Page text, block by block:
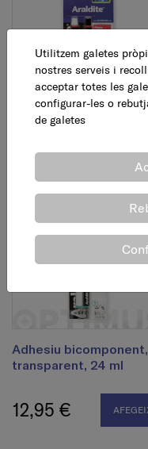
Adhesiu bicomponent
ràpid, 15 + 15 ml
Adhesiu bicomponent,
transparent, 24 ml
12,95 €
Utilitzem galetes
nostres serveis i
acceptar totes les
configurar-les o
de galetes